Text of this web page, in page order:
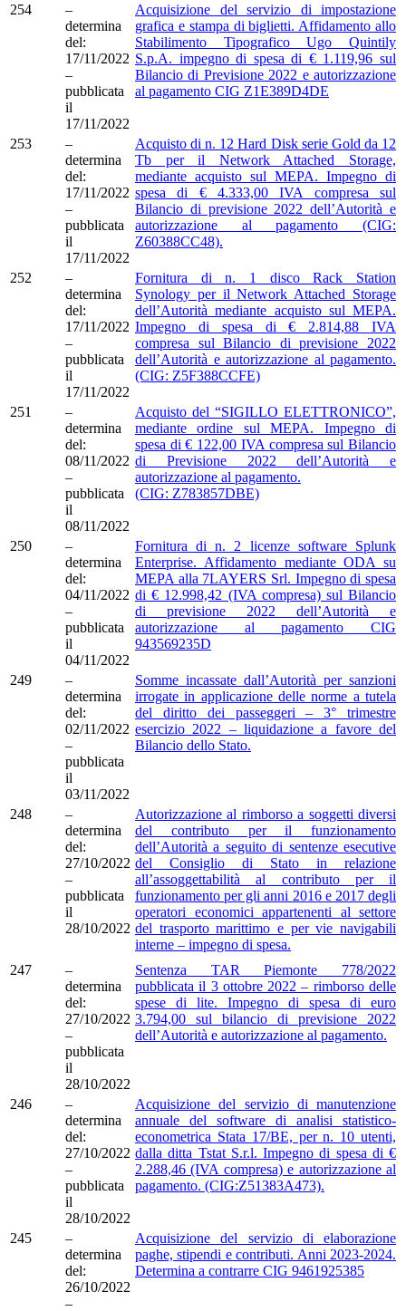
254
–
determina
del:
17/11/2022
–
pubblicata
il
17/11/2022
Acquisizione del servizio di impostazione
grafica e stampa di biglietti. Affidamento allo
Stabilimento Tipografico Ugo Quintily
S.p.A. impegno di spesa di € 1.119,96 sul
Bilancio di Previsione 2022 e autorizzazione
al pagamento CIG Z1E389D4DE
253
–
determina
del:
17/11/2022
–
pubblicata
il
17/11/2022
Acquisto di n. 12 Hard Disk serie Gold da 12
Tb per il Network Attached Storage,
mediante acquisto sul MEPA. Impegno di
spesa di € 4.333,00 IVA compresa sul
Bilancio di previsione 2022 dell’Autorità e
autorizzazione al pagamento (CIG:
Z60388CC48).
252
–
determina
del:
17/11/2022
–
pubblicata
il
17/11/2022
Fornitura di n. 1 disco Rack Station
Synology per il Network Attached Storage
dell’Autorità mediante acquisto sul MEPA.
Impegno di spesa di € 2.814,88 IVA
compresa sul Bilancio di previsione 2022
dell’Autorità e autorizzazione al pagamento.
(CIG: Z5F388CCFE)
251
–
determina
del:
08/11/2022
–
pubblicata
il
08/11/2022
Acquisto del “SIGILLO ELETTRONICO”,
mediante ordine sul MEPA. Impegno di
spesa di € 122,00 IVA compresa sul Bilancio
di Previsione 2022 dell’Autorità e
autorizzazione al pagamento.
(CIG: Z783857DBE)
250
–
determina
del:
04/11/2022
–
pubblicata
il
04/11/2022
Fornitura di n. 2 licenze software Splunk
Enterprise. Affidamento mediante ODA su
MEPA alla 7LAYERS Srl. Impegno di spesa
di € 12.998,42 (IVA compresa) sul Bilancio
di previsione 2022 dell’Autorità e
autorizzazione al pagamento CIG
943569235D
249
–
determina
del:
02/11/2022
–
pubblicata
il
03/11/2022
Somme incassate dall’Autorità per sanzioni
irrogate in applicazione delle norme a tutela
del diritto dei passeggeri – 3° trimestre
esercizio 2022 – liquidazione a favore del
Bilancio dello Stato.
248
–
determina
del:
27/10/2022
–
pubblicata
il
28/10/2022
Autorizzazione al rimborso a soggetti diversi
del contributo per il funzionamento
dell’Autorità a seguito di sentenze esecutive
del Consiglio di Stato in relazione
all’assoggettabilità al contributo per il
funzionamento per gli anni 2016 e 2017 degli
operatori economici appartenenti al settore
del trasporto marittimo e per vie navigabili
interne – impegno di spesa.
247
–
determina
del:
27/10/2022
–
pubblicata
il
28/10/2022
Sentenza TAR Piemonte 778/2022
pubblicata il 3 ottobre 2022 – rimborso delle
spese di lite. Impegno di spesa di euro
3.794,00 sul bilancio di previsione 2022
dell’Autorità e autorizzazione al pagamento.
246
–
determina
del:
27/10/2022
–
pubblicata
il
28/10/2022
Acquisizione del servizio di manutenzione
annuale del software di analisi statistico-
econometrica Stata 17/BE, per n. 10 utenti,
dalla ditta Tstat S.r.l. Impegno di spesa di €
2.288,46 (IVA compresa) e autorizzazione al
pagamento. (CIG:Z51383A473).
245
–
determina
del:
26/10/2022
–
Acquisizione del servizio di elaborazione
paghe, stipendi e contributi. Anni 2023-2024.
Determina a contrarre CIG 9461925385